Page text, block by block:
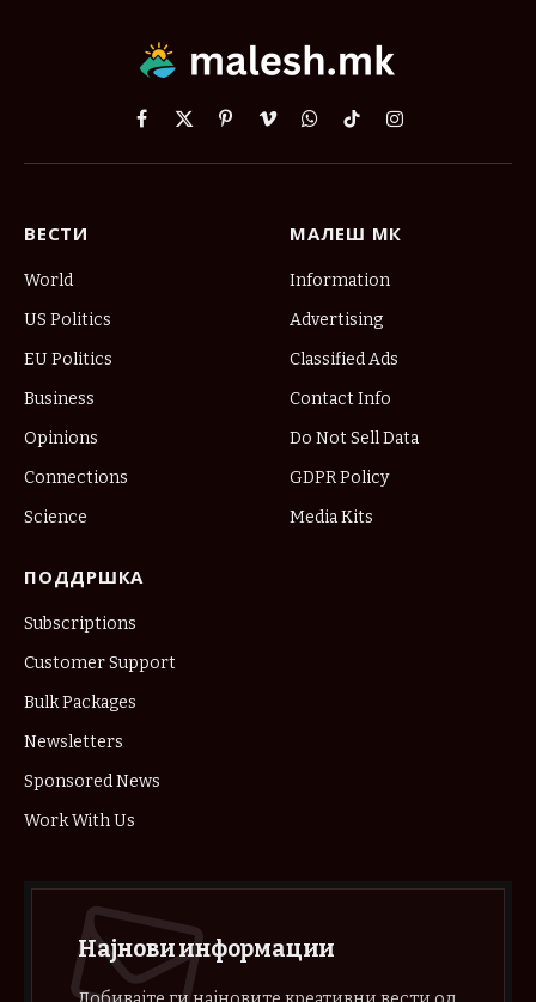
Facebook
X
PinterestVimeoWhatsApp
TikTokInstagram
ВЕСТИ
World
US Politics
EU Politics
Business
Opinions
Connections
Science
МАЛЕШ МК
Information
Advertising
Classified Ads
Contact Info
Do Not Sell Data
GDPR Policy
Media Kits
ПОДДРШКА
Subscriptions
Customer Support
Bulk Packages
Newsletters
Sponsored News
Work With Us
Најнови информации